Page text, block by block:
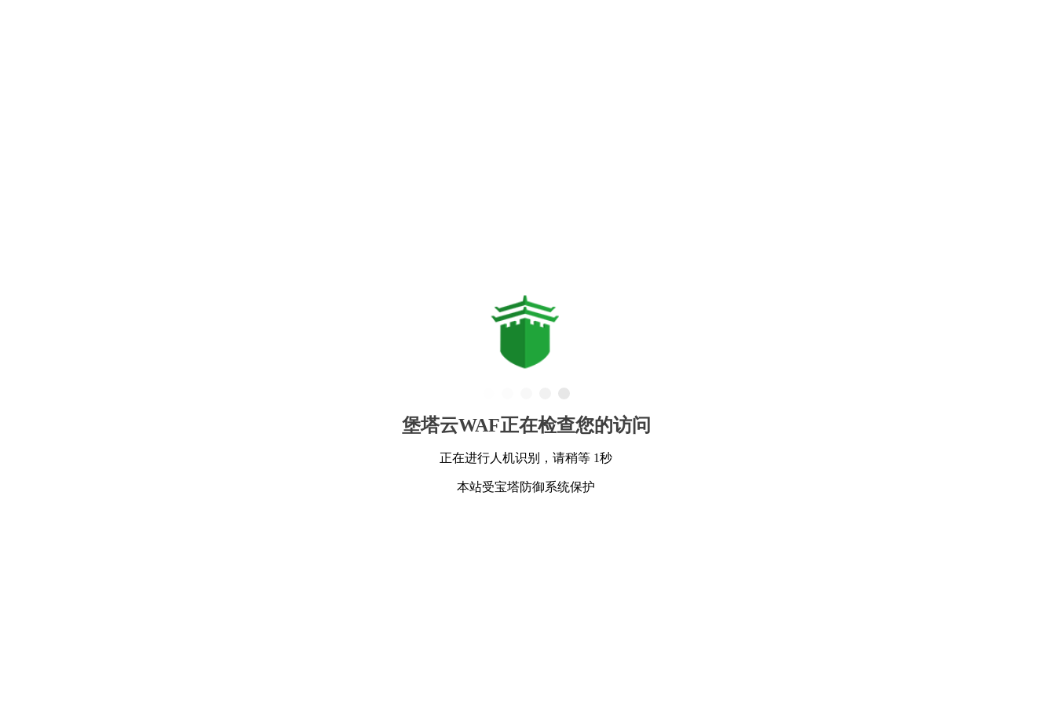
堡塔云WAF正在检查您的访问
正在进行人机识别，请稍等 1秒
本站受宝塔防御系统保护